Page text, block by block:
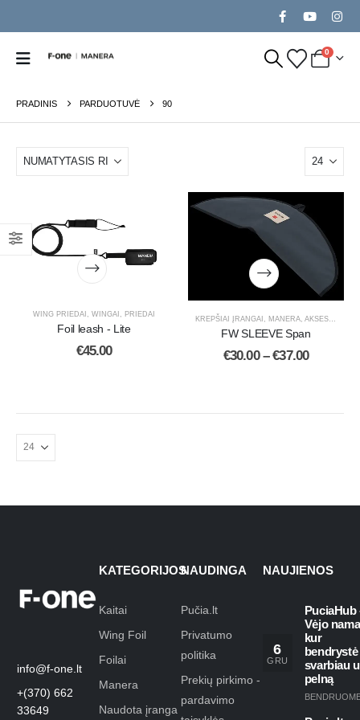
0
PRADINIS PARDUOTUVĖ 90
WING PRIEDAI , WINGAI , PRIEDAI
Foil leash - Lite
€45.00
KREPŠIAI ĮRANGAI MANERA ,AKSESUARAI
FW SLEEVE Span
€30.00 – €37.00
info@f-one.lt
+(370) 662
33649
KATEGORIJOS
Kaitai
Wing Foil
Foilai
Manera
Naudota įranga
NAUDINGA
Pučia.lt
Privatumo
politika
Prekių pirkimo -
pardavimo
NAUJIENOS
6
GRU
PuciaHub
Vėjo
kur
bendrystė
svarbiau
pelną